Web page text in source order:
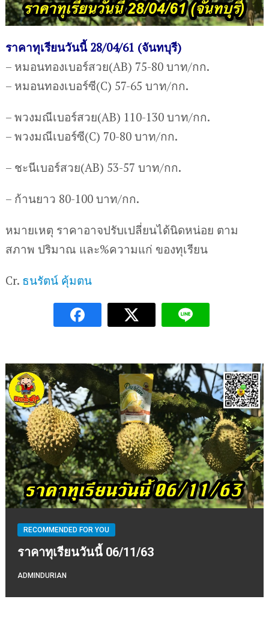
ราคาทุเรียนวันนี้ 28/04/61 (จันทบุรี)
– หมอนทองเบอร์สวย(AB) 75-80 บาท/กก.
– หมอนทองเบอร์ซี(C) 57-65 บาท/กก.
– พวงมณีเบอร์สวย(AB) 110-130 บาท/กก.
– พวงมณีเบอร์ซี(C) 70-80 บาท/กก.
– ชะนีเบอร์สวย(AB) 53-57 บาท/กก.
– ก้านยาว 80-100 บาท/กก.
หมายเหตุ ราคาอาจปรับเปลี่ยนได้นิดหน่อย ตาม
สภาพ ปริมาณ และ%ความแก่ ของทุเรียน
Cr. ธนรัตน์ คุ้มตน
RECOMMENDED FOR YOU
ราคาทุเรียนวันนี้ 06/11/63
ADMINDURIAN